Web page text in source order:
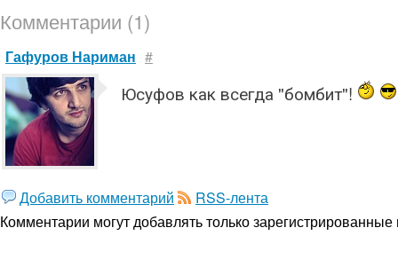
Комментарии (1)
Гафуров Нариман #
Юсуфов как всегда "бомбит"!
Добавить комментарий
RSS-лента
Комментарии могут добавлять толькозарегистрированные